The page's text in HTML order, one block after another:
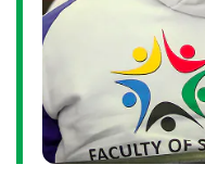
(brzina kretanja na
kiseonika) koja se
trenažnog
unapređenja ove
Testovi se izvode